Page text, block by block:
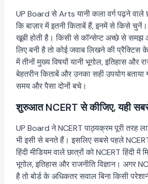
UP Board से Arts यानी कला वर्ग पढ़ने
कि बाज़ार में इतनी किताबें हैं, इनमें से किसे
खूबी होती है। किसी से कॉन्सेप्ट अच्छे से समझ
लिए बनी है तो कोई जवाब लिखने की प्रैक्टिस
में तीनों मुख्य विषयों यानी भूगोल, इतिहास और
बेहतरीन किताबें और उनका सही उपयोग
समय और पैसा दोनों बचे।
शुरुआत NCERT से कीजिए, यही
UP Board ने NCERT पाठ्यक्रम पूरी तरह
भी इसी से बनते हैं। इसलिए सबसे पहले
हिंदी मीडियम वाले छात्रों को NCERT हिंदी में
भूगोल, इतिहास और राजनीति विज्ञान। अगर
है तो बोर्ड के अधिकतर सवाल बिना किसी